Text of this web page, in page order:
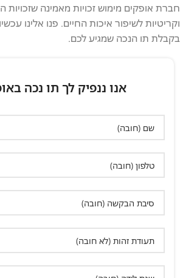
חברת אופקים מימוש זכויות מאמינה שזכויות
וקריטיות לשיפור איכות החיים. פנו אלינו
בקבלת תו הנכה שמגיע לכם.
אנו ננפיק לך תו נכה